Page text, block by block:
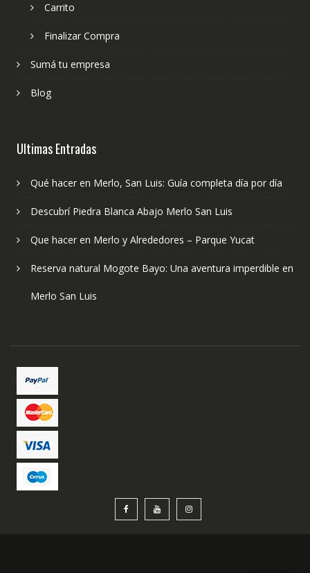
Carrito
Finalizar Compra
Sumá tu empresa
Blog
Ultimas Entradas
Qué hacer en Merlo, San Luis: Guía completa día por día
Descubrí Piedra Blanca Abajo Merlo San Luis
Que hacer en Merlo y Alrededores – Parque Yucat
Reserva natural Mogote Bayo: Una aventura imperdible en
Merlo San Luis